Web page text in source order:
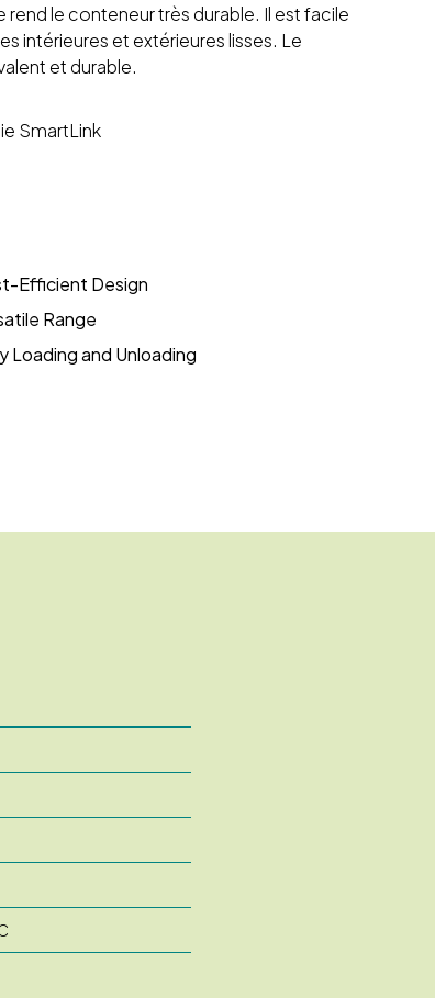
rend le conteneur très durable. Il est facile
intérieures et extérieures lisses. Le
et durable.
SmartLink
Efficient Design
Range
Loading and Unloading